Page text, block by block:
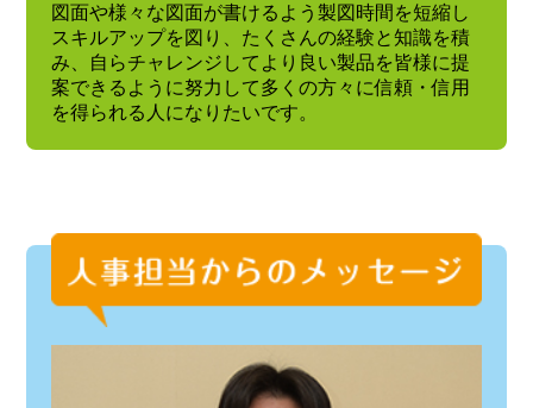
図面や様々な図面が書けるよう製図時間を短縮し
スキルアップを図り、たくさんの経験と知識を積
み、自らチャレンジしてより良い製品を皆様に提
案できるように努力して多くの方々に信頼・信用
を得られる人になりたいです。